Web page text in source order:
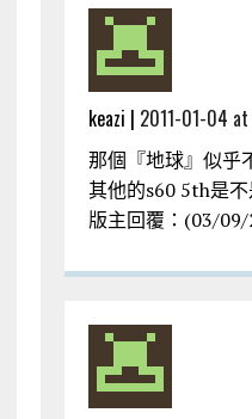
keazi | 2011-01-04
那個『地球』似乎
其他的s60 5th是
版主回覆：(03/